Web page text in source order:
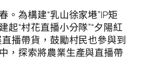
。為構建“乳山徐家塂”IP矩
起“村花直播小分隊”“夕陽紅
直播帶貨，鼓勵村民也參與到
，探索將農業生產與直播帶